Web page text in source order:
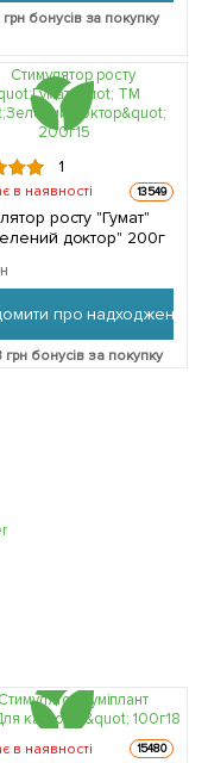
грн бонусів за покупку
1
в наявності 13549
росту "Гумат"
доктор" 200г
про надходження
грн бонусів за покупку
в наявності 15480